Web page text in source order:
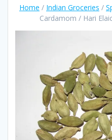
Home / Indian Groceries /
Cardamom / Hari